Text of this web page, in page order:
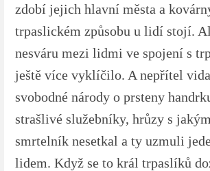
zdobí jejich hlavní města a
trpaslickém způsobu u lidí stojí.
nesváru mezi lidmi ve spojení s
ještě více vyklíčilo. A nepřítel
svobodné národy o prsteny
strašlivé služebníky, hrůzy s
smrtelník nesetkal a ty uzmuli
lidem. Když se to král trpaslíků